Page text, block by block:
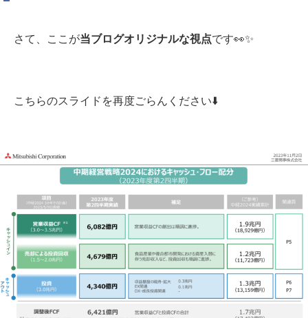
さて、ここが当ブログオリジナルな視点です👀✨
こちらのスライドを再度ごらんください⬇️